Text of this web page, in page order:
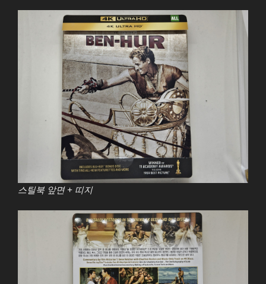
스틸북 앞면 + 띠지